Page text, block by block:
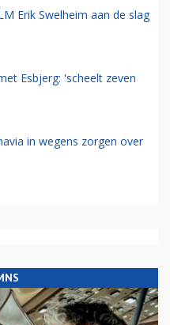
Erik Swelheim aan de slag
Esbjerg: 'scheelt zeven
in wegens zorgen over